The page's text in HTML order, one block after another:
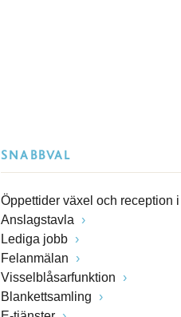
SNABBVAL
Öppettider växel och reception
Anslagstavla
Lediga jobb
Felanmälan
Visselblåsarfunktion
Blankettsamling